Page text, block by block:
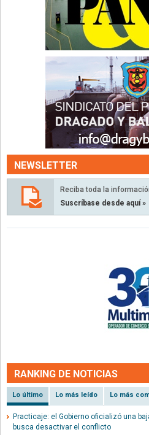
NEWSLETTER
Reciba toda la
Suscríbase desde aquí »
RANKING DE NOTICIAS
Lo último Lo más leído Lo más
Practicaje: el Gobierno oficializó una
busca desactivar el conflicto